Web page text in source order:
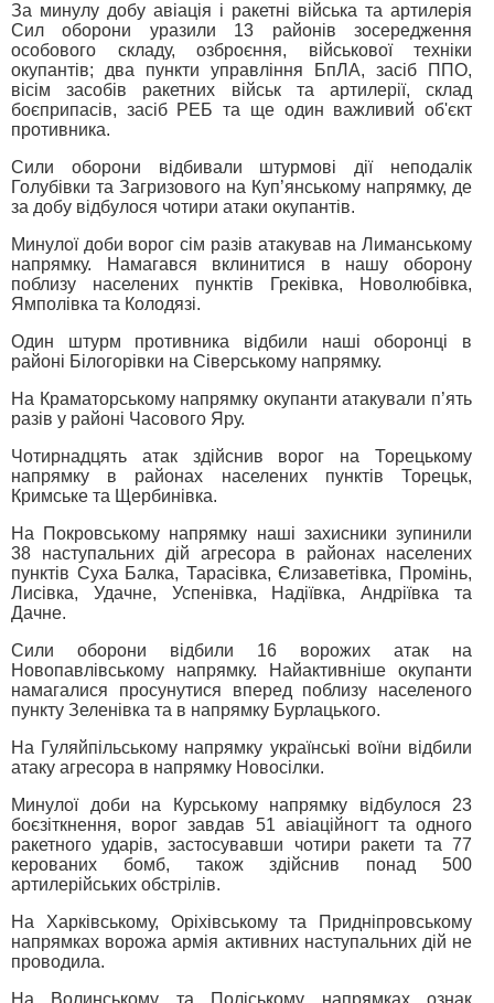
За минулу добу авіація і ракетні війська та артилерія
Сил оборони уразили 13 районів зосередження
особового складу, озброєння, військової техніки
окупантів; два пункти управління БпЛА, засіб ППО,
вісім засобів ракетних військ та артилерії, склад
боєприпасів, засіб РЕБ та ще один важливий об'єкт
противника.
Сили оборони відбивали штурмові дії неподалік
Голубівки та Загризового на Куп’янському напрямку, де
за добу відбулося чотири атаки окупантів.
Минулої доби ворог сім разів атакував на Лиманському
напрямку. Намагався вклинитися в нашу оборону
поблизу населених пунктів Греківка, Новолюбівка,
Ямполівка та Колодязі.
Один штурм противника відбили наші оборонці в
районі Білогорівки на Сіверському напрямку.
На Краматорському напрямку окупанти атакували п’ять
разів у районі Часового Яру.
Чотирнадцять атак здійснив ворог на Торецькому
напрямку в районах населених пунктів Торецьк,
Кримське та Щербинівка.
На Покровському напрямку наші захисники зупинили
38 наступальних дій агресора в районах населених
пунктів Суха Балка, Тарасівка, Єлизаветівка, Промінь,
Лисівка, Удачне, Успенівка, Надіївка, Андріївка та
Дачне.
Сили оборони відбили 16 ворожих атак на
Новопавлівському напрямку. Найактивніше окупанти
намагалися просунутися вперед поблизу населеного
пункту Зеленівка та в напрямку Бурлацького.
На Гуляйпільському напрямку українські воїни відбили
атаку агресора в напрямку Новосілки.
Минулої доби на Курському напрямку відбулося 23
боєзіткнення, ворог завдав 51 авіаційногт та одного
ракетного ударів, застосувавши чотири ракети та 77
керованих бомб, також здійснив понад 500
артилерійських обстрілів.
На Харківському, Оріхівському та Придніпровському
напрямках ворожа армія активних наступальних дій не
проводила.
На Волинському та Поліському напрямках ознак